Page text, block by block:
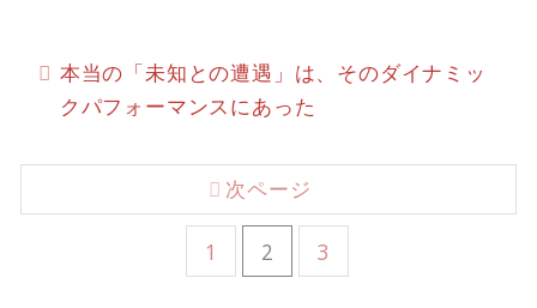
本当の「未知との遭遇」は、そのダイナミッ
クパフォーマンスにあった
1 2 3
次ページ